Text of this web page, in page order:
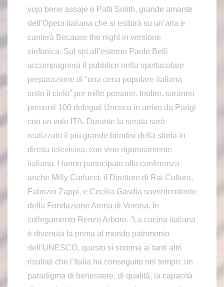
vojo bene assaje e Patti Smith, grande amante
dell’Opera italiana che si esibirà su un’aria e
canterà Because the night in versione
sinfonica. Sul set all’esterno Paolo Belli
accompagnerà il pubblico nella spettacolare
preparazione di “una cena popolare italiana
sotto il cielo” per mille persone. Inoltre, saranno
presenti 100 delegati Unesco in arrivo da Parigi
con un volo ITA. Durante la serata sarà
realizzato il più grande brindisi della storia in
diretta televisiva, con vino rigorosamente
italiano. Hanno partecipato alla conferenza
anche Milly Carlucci, il Direttore di Rai Cultura,
Fabrizio Zappi, e Cecilia Gasdia sovrintendente
della Fondazione Arena di Verona. In
collegamento Renzo Arbore. “La cucina italiana
è divenuta la prima al mondo patrimonio
dell’UNESCO, questo si somma ai tanti altri
risultati che l’Italia ha conseguito nel tempo; un
paradigma di benessere, di qualità, la capacità